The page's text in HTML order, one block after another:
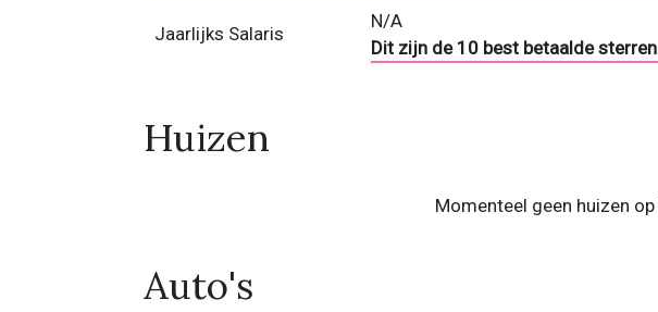
Jaarlijks Salaris
N/A
Dit zijn de 10 best betaalde
Huizen
Momenteel geen huizen
Auto's